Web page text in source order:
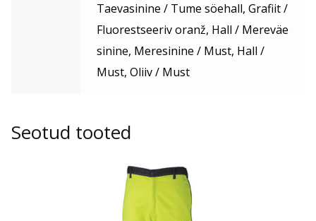
Taevasinine / Tume söehall, Grafiit /
Fluorestseeriv oranž, Hall / Mereväe
sinine, Meresinine / Must, Hall /
Must, Oliiv / Must
Seotud tooted